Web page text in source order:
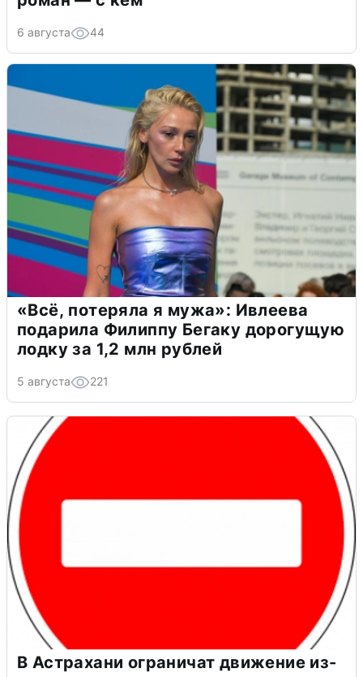
6 августа 44
«Всё, потеряла я мужа»: Ивлеева
подарила Филиппу Бегаку дорогущую
лодку за 1,2 млн рублей
5 августа 221
В Астрахани ограничат движение из-